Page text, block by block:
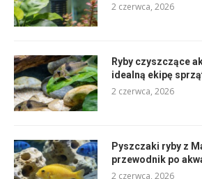
2 czerwca, 2026
Ryby czyszczące
idealną ekipę
2 czerwca, 2026
Pyszczaki ryby z
przewodnik po
2 czerwca, 2026